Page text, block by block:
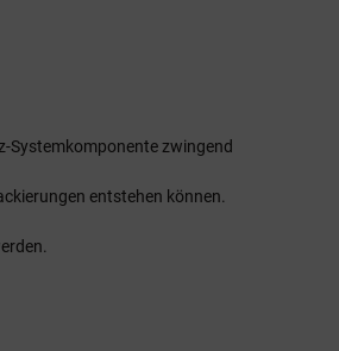
Systemkomponente zwingend
entstehen können.